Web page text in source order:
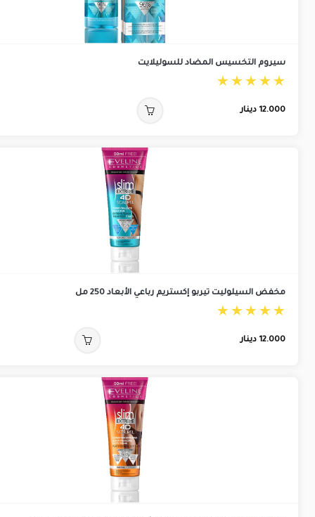
سيروم التخسيس المضاد للسوليلايت
12.000 دينار
مخفض السيلوليت تيربو إكستريم رباعي الأبعاد 250 مل
12.000 دينار